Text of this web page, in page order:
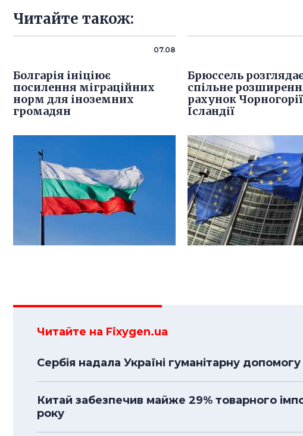
Читайте також:
07.08
Болгарія ініціює
посилення міграційних
норм для іноземних
громадян
Брюссель розглядає
спільне
рахунок
Ісландії
Читайте на Fixygen.ua
Сербія надала Україні гуманітарну
Китай забезпечив майже 29% товарного
року